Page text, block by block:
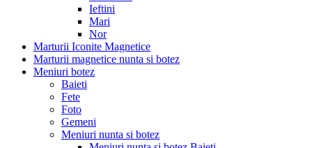
Ieftini
Mari
Nor
Marturii Iconite Magnetice
Marturii magnetice nunta si botez
Meniuri botez
Baieti
Fete
Foto
Gemeni
Meniuri nunta si botez